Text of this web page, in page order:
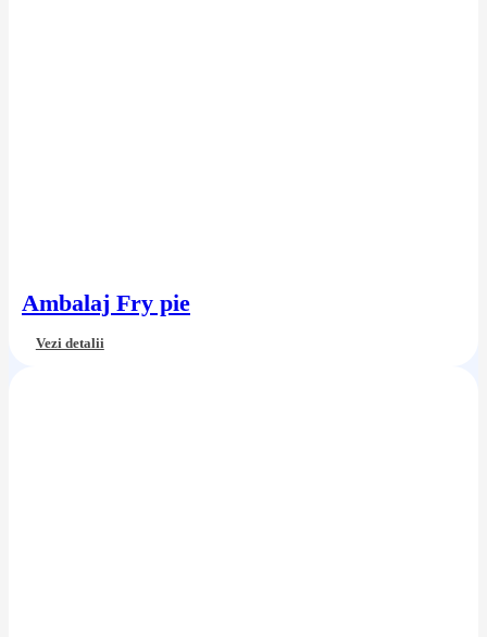
Ambalaj Fry pie
Vezi detalii